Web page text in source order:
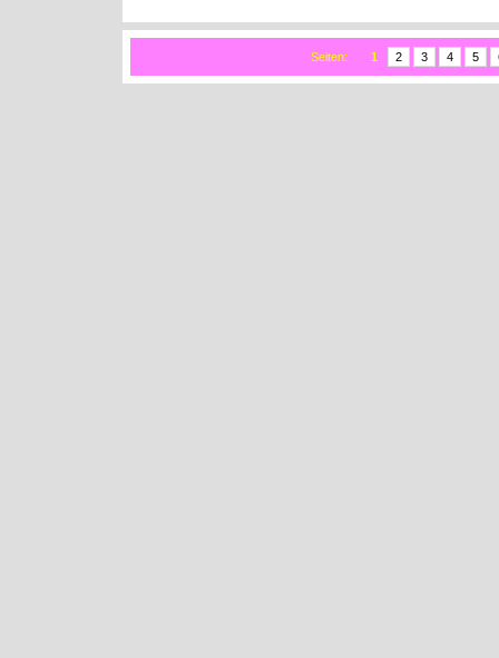
Seiten: 1 2 3 4 5